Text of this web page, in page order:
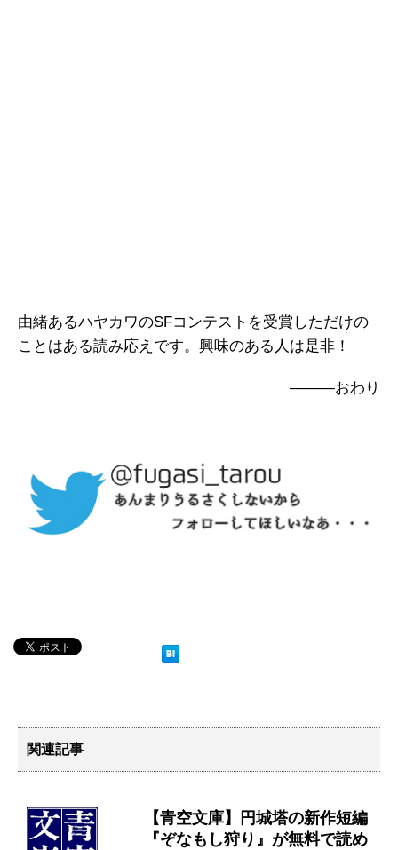
由緒あるハヤカワのSFコンテストを受賞しただけの
ことはある読み応えです。興味のある人は是非！
―――おわり
関連記事
【青空文庫】円城塔の新作短編
『ぞなもし狩り』が無料で読め